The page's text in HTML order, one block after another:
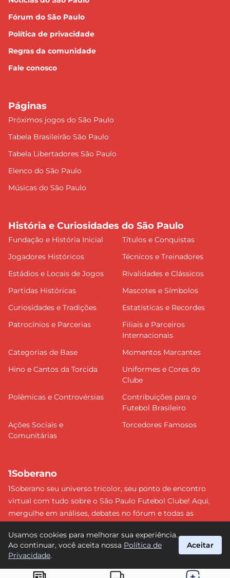
Fórum do São Paulo
Política de privacidade
Regras da comunidade
Fale conosco
Páginas
Próximos jogos do São Paulo
Tabela Brasileirão São Paulo
Tabela Libertadores São Paulo
Elenco do São Paulo
Músicas do São Paulo
História e Curiosidades do São Paulo
Fundação e História Inicial
Títulos e Conquistas
Jogadores Históricos
Técnicos e Treinadores
Estádios e Locais de Jogos
Rivalidades e Clássicos
Partidas Históricas
Mascotes e Símbolos
Curiosidades e Tradições
Estatísticas e Recordes
Patrocínios e Parcerias
Filiais e Parceiros
Internacionais
Categorias de Base
Momentos Marcantes
Hino e Cantos da Torcida
Uniformes e Cores do
Clube
Polêmicas e Controvérsias
Contribuições para o
Futebol Brasileiro
Ações Sociais e
Comunitárias
Torcedores Famosos
1Soberano
1Soberano seu universo tricolor, seu ponto de encontro
virtual com tudo sobre o São Paulo Futebol Clube! Aqui,
mergulhe em análises, debates no fórum e todas as
detalhe e faça parte dessa comunidade apaixonada pelo
tricolor paulista. #SPFC #SãoPaulo #1Soberano
Usamos cookies para melhorar sua experiência.
Ao continuar, você aceita nossa Política de
Privacidade.
Aceitar